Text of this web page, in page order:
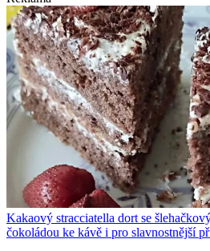
Kakaový stracciatella dort se
čokoládou ke kávě i pro slavnostnější